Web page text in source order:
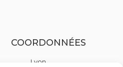
COORDONNÉES
Lyon